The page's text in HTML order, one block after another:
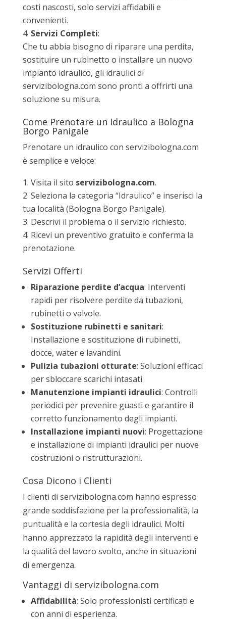
costi nascosti, solo servizi affidabili e
convenienti.
Servizi Completi:
Che tu abbia bisogno di riparare una perdita,
sostituire un rubinetto o installare un nuovo
impianto idraulico, gli idraulici di
servizibologna.com sono pronti a offrirti una
soluzione su misura.
Come Prenotare un Idraulico a Bologna
Borgo Panigale
Prenotare un idraulico con servizibologna.com
è semplice e veloce:
Visita il sito servizibologna.com.
Seleziona la categoria “Idraulico” e inserisci la
tua località (Bologna Borgo Panigale).
Descrivi il problema o il servizio richiesto.
Ricevi un preventivo gratuito e conferma la
prenotazione.
Servizi Offerti
Riparazione perdite d’acqua: Interventi
rapidi per risolvere perdite da tubazioni,
rubinetti o valvole.
Sostituzione rubinetti e sanitari:
Installazione e sostituzione di rubinetti,
docce, water e lavandini.
Pulizia tubazioni otturate: Soluzioni efficaci
per sbloccare scarichi intasati.
Manutenzione impianti idraulici: Controlli
periodici per prevenire guasti e garantire il
corretto funzionamento degli impianti.
Installazione impianti nuovi: Progettazione
e installazione di impianti idraulici per nuove
costruzioni o ristrutturazioni.
Cosa Dicono i Clienti
I clienti di servizibologna.com hanno espresso
grande soddisfazione per la professionalità, la
puntualità e la cortesia degli idraulici. Molti
hanno apprezzato la rapidità degli interventi e
la qualità del lavoro svolto, anche in situazioni
di emergenza.
Vantaggi di servizibologna.com
Affidabilità: Solo professionisti certificati e
con anni di esperienza.